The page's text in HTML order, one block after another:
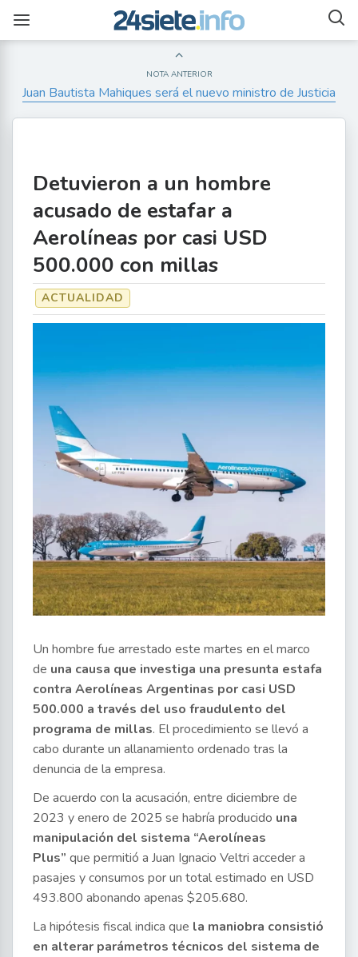
NOTA ANTERIOR
Juan Bautista Mahiques será el nuevo ministro de Justicia
Detuvieron a un hombre
acusado de estafar a
Aerolíneas por casi USD
500.000 con millas
ACTUALIDAD
Un hombre fue arrestado este martes en el marco
de una causa que investiga una presunta estafa
contra Aerolíneas Argentinas por casi USD
500.000 a través del uso fraudulento del
programa de millas. El procedimiento se llevó a
cabo durante un allanamiento ordenado tras la
denuncia de la empresa.
De acuerdo con la acusación, entre diciembre de
2023 y enero de 2025 se habría producido una
manipulación del sistema “Aerolíneas
Plus” que permitió a Juan Ignacio Veltri acceder a
pasajes y consumos por un total estimado en USD
493.800 abonando apenas $205.680.
La hipótesis fiscal indica que la maniobra consistió
en alterar parámetros técnicos del sistema de